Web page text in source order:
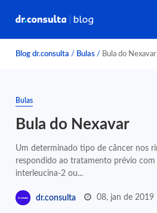
Blog dr.consulta / Bulas / Bula do Nexavar
Bulas
Bula do Nexavar
Um determinado tipo de câncer nos
respondido ao tratamento prévio
interleucina-2 ou...
dr.consulta 08, jan de 2019